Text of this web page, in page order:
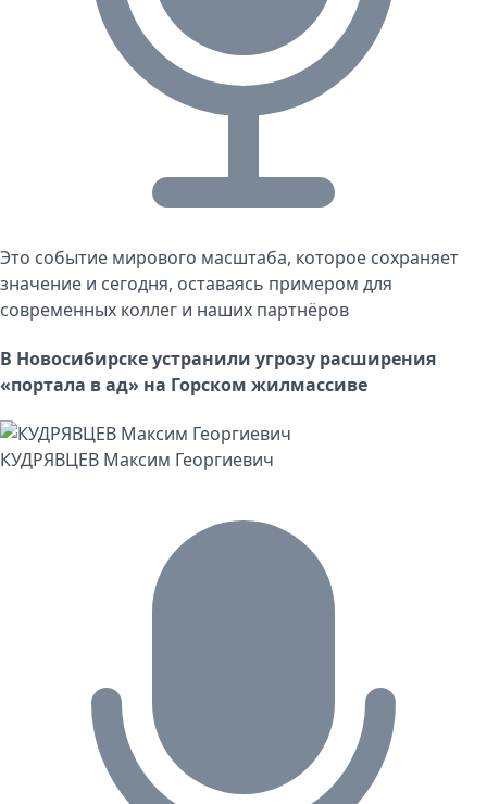
Это событие мирового масштаба, которое сохраняет
значение и сегодня, оставаясь примером для
современных коллег и наших партнёров
В Новосибирске устранили угрозу расширения
«портала в ад» на Горском жилмассиве
КУДРЯВЦЕВ Максим Георгиевич